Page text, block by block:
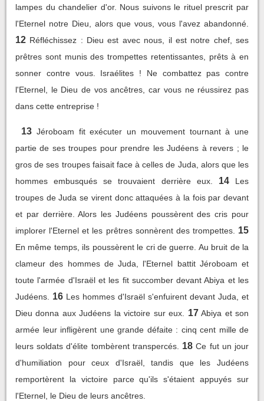
lampes du chandelier d'or. Nous suivons le rituel prescrit par
l'Eternel notre Dieu, alors que vous, vous l'avez abandonné.
12 Réfléchissez : Dieu est avec nous, il est notre chef, ses
prêtres sont munis des trompettes retentissantes, prêts à en
sonner contre vous. Israélites ! Ne combattez pas contre
l'Eternel, le Dieu de vos ancêtres, car vous ne réussirez pas
dans cette entreprise !
13 Jéroboam fit exécuter un mouvement tournant à une
partie de ses troupes pour prendre les Judéens à revers ; le
gros de ses troupes faisait face à celles de Juda, alors que les
hommes embusqués se trouvaient derrière eux.
14
Les
troupes de Juda se virent donc attaquées à la fois par devant
et par derrière. Alors les Judéens poussèrent des cris pour
implorer l'Eternel et les prêtres sonnèrent des trompettes.
15
En même temps, ils poussèrent le cri de guerre. Au bruit de la
clameur des hommes de Juda, l'Eternel battit Jéroboam et
toute l'armée d'Israël et les fit succomber devant Abiya et les
Judéens.
16 Les hommes d'Israël s'enfuirent devant Juda, et
Dieu donna aux Judéens la victoire sur eux.
17 Abiya et son
armée leur infligèrent une grande défaite : cinq cent mille de
leurs soldats d'élite tombèrent transpercés.
18 Ce fut un jour
d'humiliation pour ceux d'Israël, tandis que les Judéens
remportèrent la victoire parce qu'ils s'étaient appuyés sur
l'Eternel, le Dieu de leurs ancêtres.